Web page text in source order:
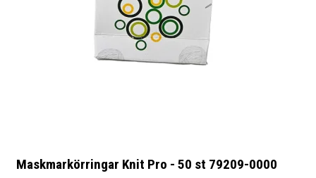
Maskmarkörringar Knit Pro - 50 st 79209-0000